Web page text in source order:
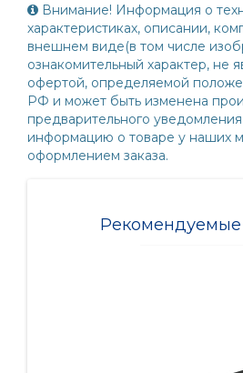
Внимание! Информация о
характеристиках, описании,
внешнем виде(в том числе
ознакомительный характер, не
офертой, определяемой
РФ и может быть изменена
предварительного
информацию о товаре у наших
оформлением заказа.
Рекомендуемые